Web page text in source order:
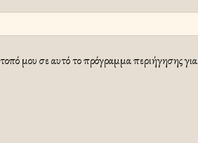
μου σε αυτό το πρόγραμμα περιήγησης για